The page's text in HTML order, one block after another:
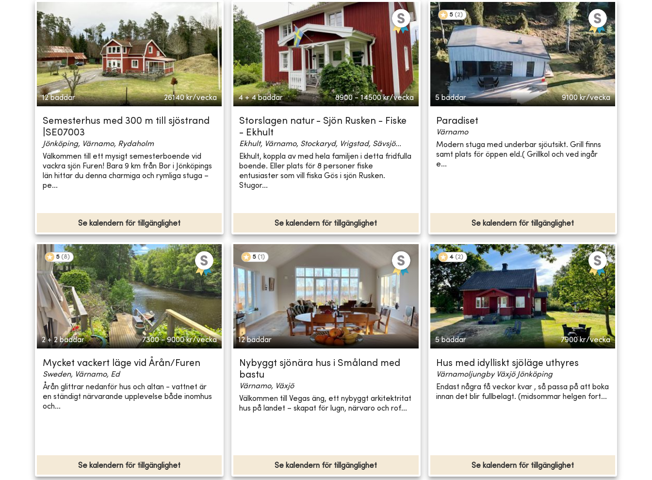
12 bäddar 26140 kr/vecka
Semesterhus med 300 m till sjöstrand
|SE07003
Jönköping, Värnamo, Rydaholm
Välkommen till ett mysigt semesterboende vid
vackra sjön Furen! Bara 9 km från Bor i Jönköpings
län hittar du denna charmiga och rymliga stuga –
pe...
Se kalendern för tillgänglighet
4 + 4 bäddar 8900 - 14500 kr/vecka
Storslagen natur - Sjön Rusken - Fiske
- Ekhult
Ekhult, Värnamo, Stockaryd, Vrigstad, Sävsjö...
Ekhult, koppla av med hela familjen i detta fridfulla
boende. Eller plats för 8 personer fiske
entusiaster som vill fiska Gös i sjön Rusken.
Stugor...
Se kalendern för tillgänglighet
5 (2)
5 bäddar 9100 kr/vecka
Paradiset
Värnamo
Modern stuga med underbar sjöutsikt. Grill finns
samt plats för öppen eld.( Grillkol och ved ingår
e...
Se kalendern för tillgänglighet
5 (8)
2 + 2 bäddar 7300 - 9000 kr/vecka
Mycket vackert läge vid Årån/Furen
Sweden, Värnamo, Ed
Årån glittrar nedanför hus och altan - vattnet är
en ständigt närvarande upplevelse både inomhus
och...
Se kalendern för tillgänglighet
5 (1 )
12 bäddar
Nybyggt sjönära hus i Småland med
bastu
Värnamo, Växjö
Välkommen till Vegas äng, ett nybyggt arkitektritat
hus på landet – skapat för lugn, närvaro och rof...
Se kalendern för tillgänglighet
4 (2)
5 bäddar 7900 kr/vecka
Hus med idylliskt sjöläge uthyres
Värnamoljungby Växjö Jönköping
Endast några få veckor kvar , så passa på att boka
innan det blir fullbelagt. (midsommar helgen fort...
Se kalendern för tillgänglighet